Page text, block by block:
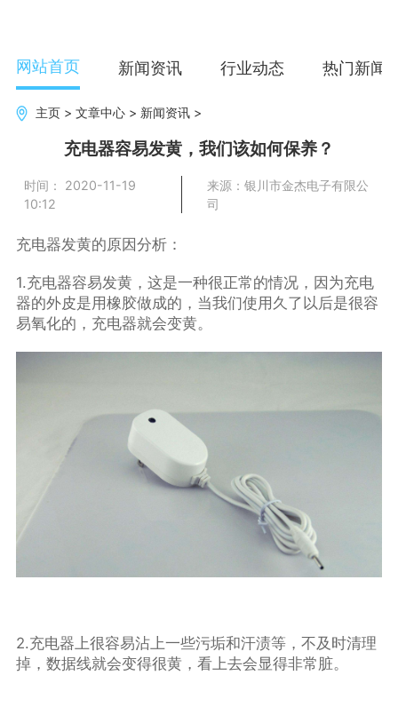
网站首页 新闻资讯 行业动态 热门新闻
主页 >文章中心 > 新闻资讯 >
充电器容易发黄，我们该如何保养？
时间： 2020-11-19
10:12
来源：银川市金杰电子有限公
司
充电器发黄的原因分析：
1.充电器容易发黄，这是一种很正常的情况，因为充电
器的外皮是用橡胶做成的，当我们使用久了以后是很容
易氧化的，充电器就会变黄。
2.充电器上很容易沾上一些污垢和汗渍等，不及时清理
掉，数据线就会变得很黄，看上去会显得非常脏。